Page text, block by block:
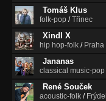
Tomáš Klus
folk-pop /Třinec
Xindl X
hip hop-folk / Praha
Jananas
classical music-pop
René Souček
acoustic-folk /